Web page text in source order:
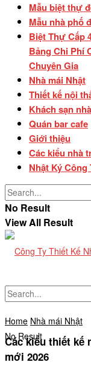
Mẫu biệt thự
Mẫu nhà phố
Biệt Thự Cấp
Bảng Chi Phí
Chuyên Gia
Nhà mái Nhật
Thiết kế nội
Khách sạn
Quán bar cafe
Giới thiệu
Các kiểu nhà
Nhật Ký
No Result
View All Result
No Result
Home Nhà mái Nhật
Các kiểu thiết kế
mới 2026